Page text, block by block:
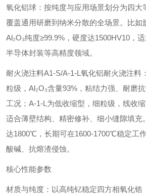
氧化铝球‌：按纯度与应用场景划分为四大
覆盖通用研磨到纳米分散的全场景。比如
Al₂O₃纯度≥99.9%，硬度达1500HV10，
半导体封装等高精度领域。
耐火浇注料‌‌A1-S/A-1-L氧化铝耐火浇注料‌
粒级，Al₂O₃含量93%，粘结力强、耐磨
工况；A-1-L为低收缩型，细粒级，线收
适合薄壁结构、精密修补、细小缝隙填充
达1800℃，长期可在1600-1700℃稳定工
酸碱、抗熔渣侵蚀。
核心性能参数
材质与纯度‌：以高纯钇稳定四方相氧化锆